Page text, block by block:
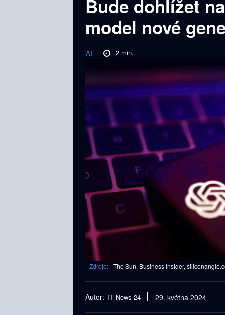
Bude dohlížet
model nové
AI 2 min.
Zdroje: The Sun, Business Insider,
Autor: IT News 24 29. května 2024